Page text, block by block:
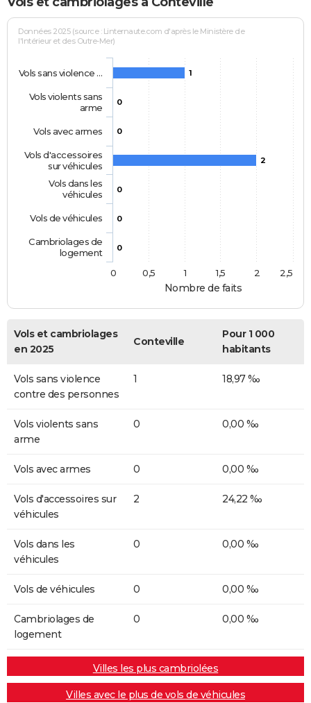
Nombre de faits
Données 2025 (source : Linternaute.com d'après le Ministère de
l'Intérieur et des Outre-Mer)
1
0
0
2
0
0
0
Vols sans violence …
Vols violents sans
arme
Vols avec armes
Vols d'accessoires
sur véhicules
Vols dans les
véhicules
Vols de véhicules
Cambriolages de
logement
0
0,5 1 1,5 2 2,5
Vols et cambriolages
en 2025
Conteville
Pour 1 000
habitants
Vols sans violence
contre des personnes
1 18,97 ‰
Vols violents sans
arme
0 0,00 ‰
Vols avec armes 0 0,00 ‰
Vols d'accessoires sur
véhicules
2 24,22 ‰
Vols dans les
véhicules
0 0,00 ‰
Vols de véhicules 0 0,00 ‰
Cambriolages de
logement
0 0,00 ‰
Villes les plus cambriolées
Villes avec le plus de vols de véhicules